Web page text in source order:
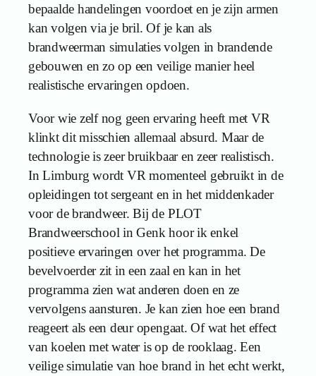
bepaalde handelingen voordoet en je zijn armen
kan volgen via je bril. Of je kan als
brandweerman simulaties volgen in brandende
gebouwen en zo op een veilige manier heel
realistische ervaringen opdoen.
Voor wie zelf nog geen ervaring heeft met VR
klinkt dit misschien allemaal absurd. Maar de
technologie is zeer bruikbaar en zeer realistisch.
In Limburg wordt VR momenteel gebruikt in de
opleidingen tot sergeant en in het middenkader
voor de brandweer. Bij de PLOT
Brandweerschool in Genk hoor ik enkel
positieve ervaringen over het programma. De
bevelvoerder zit in een zaal en kan in het
programma zien wat anderen doen en ze
vervolgens aansturen. Je kan zien hoe een brand
reageert als een deur opengaat. Of wat het effect
van koelen met water is op de rooklaag. Een
veilige simulatie van hoe brand in het echt werkt,